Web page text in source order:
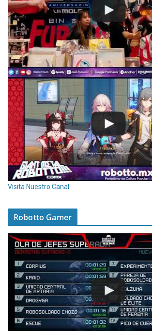
Visita Nuestro Canal
Robotto Gamer